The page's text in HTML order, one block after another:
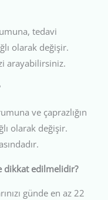
tedavi
olarak değişir.
arayabilirsiniz.
ve çaprazlığın
olarak değişir.
dikkat edilmelidir?
günde en az 22